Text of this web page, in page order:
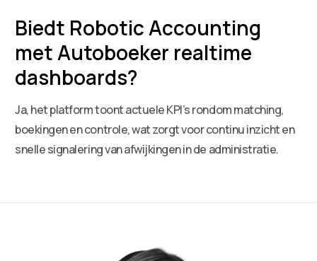
Biedt Robotic Accounting
met Autoboeker realtime
dashboards?
Ja, het platform toont actuele KPI’s rondom matching,
boekingen en controle, wat zorgt voor continu inzicht en
snelle signalering van afwijkingen in de administratie.